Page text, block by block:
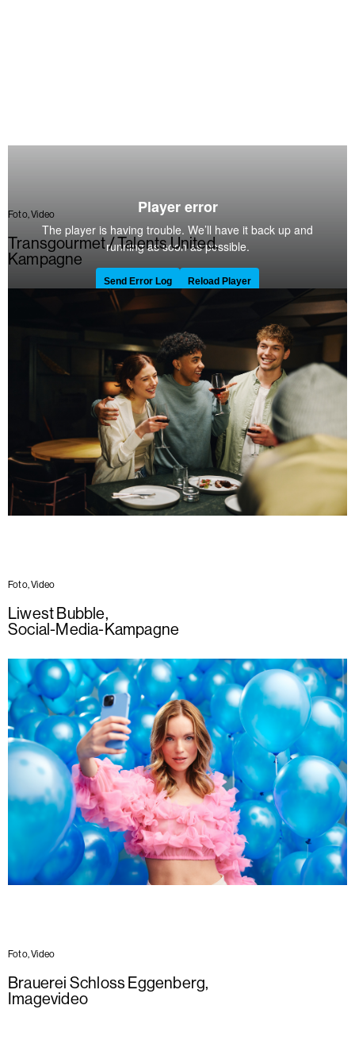
Foto, Video
Transgourmet / Talents United,
Kampagne
Foto, Video
Liwest Bubble,
Social-Media-Kampagne
Foto, Video
Brauerei Schloss Eggenberg,
Imagevideo